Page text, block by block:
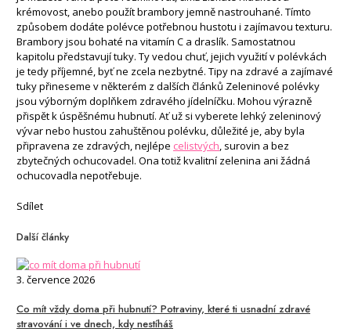
krémovost, anebo použít brambory jemně nastrouhané. Tímto
způsobem dodáte polévce potřebnou hustotu i zajímavou texturu.
Brambory jsou bohaté na vitamín C a draslík. Samostatnou
kapitolu představují tuky. Ty vedou chuť, jejich využití v polévkách
je tedy příjemné, byť ne zcela nezbytné. Tipy na zdravé a zajímavé
tuky přineseme v některém z dalších článků Zeleninové polévky
jsou výborným doplňkem zdravého jídelníčku. Mohou výrazně
přispět k úspěšnému hubnutí. Ať už si vyberete lehký zeleninový
vývar nebo hustou zahuštěnou polévku, důležité je, aby byla
připravena ze zdravých, nejlépe celistvých, surovin a bez
zbytečných ochucovadel. Ona totiž kvalitní zelenina ani žádná
ochucovadla nepotřebuje.
Sdílet
Další články
3. července 2026
Co mít vždy doma při hubnutí? Potraviny, které ti usnadní zdravé
stravování i ve dnech, kdy nestíháš